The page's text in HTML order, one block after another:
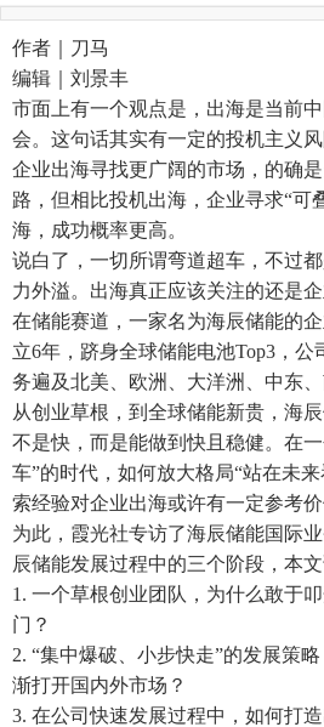
作者｜刀马
编辑｜刘景丰
市面上有一个观点是，出海是当前
会。这句话其实有一定的投机主义风
企业出海寻找更广阔的市场，的确
路，但相比投机出海，企业寻求“可
海，成功概率更高。
说白了，一切所谓弯道超车，不过
力外溢。出海真正应该关注的还是
在储能赛道，一家名为海辰储能的
立6年，跻身全球储能电池Top3，公
务遍及北美、欧洲、大洋洲、中东
从创业草根，到全球储能新贵，海
不是快，而是能做到快且稳健。在
车”的时代，如何放大格局“站在未
索经验对企业出海或许有一定参考价
为此，霞光社专访了海辰储能国际
辰储能发展过程中的三个阶段，本
1. 一个草根创业团队，为什么敢于
门？
2. “集中爆破、小步快走”的发展策
渐打开国内外市场？
3. 在公司快速发展过程中，如何打